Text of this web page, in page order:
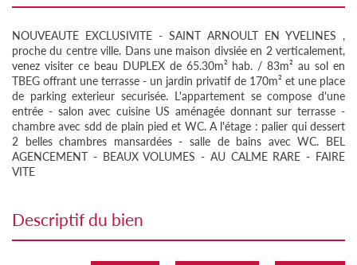
NOUVEAUTE EXCLUSIVITE - SAINT ARNOULT EN YVELINES ,
proche du centre ville. Dans une maison divsiée en 2 verticalement,
venez visiter ce beau DUPLEX de 65.30m² hab. / 83m² au sol en
TBEG offrant une terrasse - un jardin privatif de 170m² et une place
de parking exterieur securisée. L'appartement se compose d'une
entrée - salon avec cuisine US aménagée donnant sur terrasse -
chambre avec sdd de plain pied et WC. A l'étage : palier qui dessert
2 belles chambres mansardées - salle de bains avec WC. BEL
AGENCEMENT - BEAUX VOLUMES - AU CALME RARE - FAIRE
VITE
descriptif du bien